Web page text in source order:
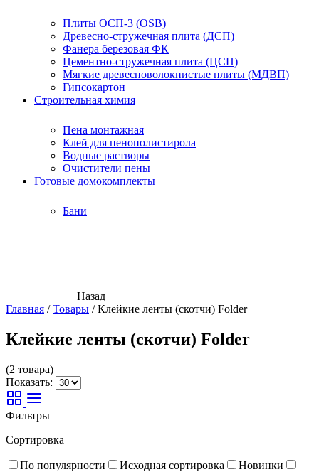
Плиты ОСП-3 (OSB)
Древесно-стружечная плита (ДСП)
Фанера березовая ФК
Цементно-стружечная плита (ЦСП)
Мягкие древесноволокнистые плиты (МДВП)
Гипсокартон
Строительная химия
Пена монтажная
Клей для пенополистирола
Водные растворы
Очистители пены
Готовые домокомплекты
Бани
Назад
Главная /Товары /Клейкие ленты (скотчи) Folder
Клейкие ленты (скотчи) Folder
(2 товара)
Показать:
Фильтры
Сортировка
По популярности Исходная сортировка
Новинки